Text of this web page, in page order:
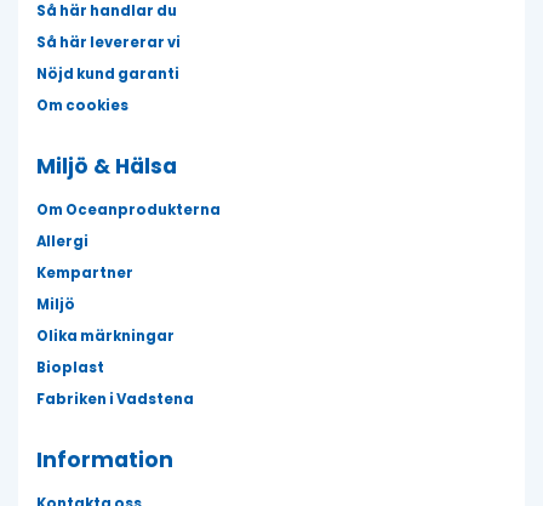
Så här handlar du
Så här levererar vi
Nöjd kund garanti
Om cookies
Miljö & Hälsa
Om Oceanprodukterna
Allergi
Kempartner
Miljö
Olika märkningar
Bioplast
Fabriken i Vadstena
Information